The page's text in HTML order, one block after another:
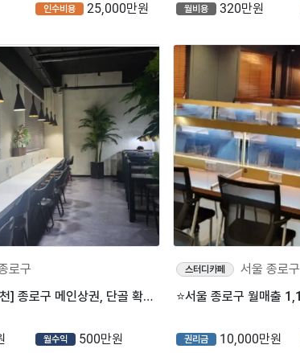
인수비용 25,000만원 월비용 320만원
로구
[초보/투잡 강력추천] 종로구 메인상권, 단골 확보된 스터디카페 양도
월수익 500만원
스터디카페
서울 종로구
권리금 10,000만원